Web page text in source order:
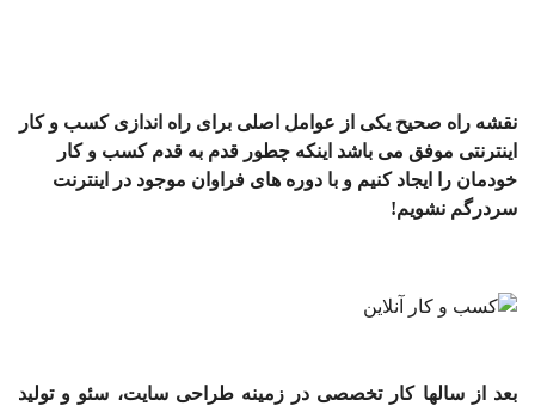
نقشه راه صحیح یکی از عوامل اصلی برای راه اندازی کسب و کار
اینترنتی موفق می باشد اینکه چطور قدم به قدم کسب و کار
خودمان را ایجاد کنیم و با دوره های فراوان موجود در اینترنت
سردرگم نشویم!
بعد از سالها کار تخصصی در زمینه طراحی سایت، سئو و تولید